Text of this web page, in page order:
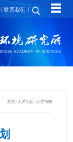
| 联系我们 | ☰
首页> 人才队伍> 人才招聘